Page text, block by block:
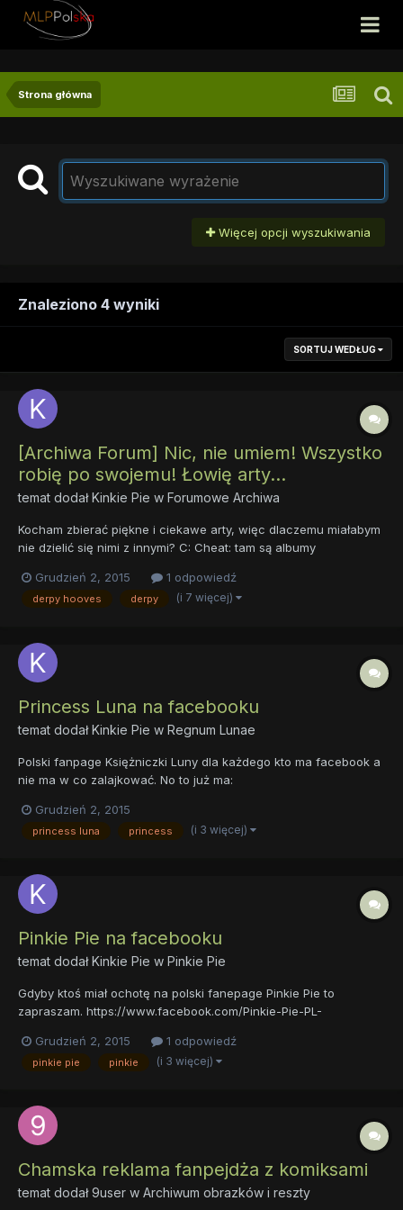
Strona główna
Więcej opcji wyszukiwania
Znaleziono 4 wyniki
SORTUJ WEDŁUG
[Archiwa Forum] Nic, nie umiem! Wszystko
robię po swojemu! Łowię arty...
temat dodałKinkie Pie w Forumowe Archiwa
Kocham zbierać piękne i ciekawe arty, więc dlaczemu miałabym
nie dzielić się nimi z innymi? C: Cheat: tam są albumy
My-little-Pony-Art-is-Magic-808136912597496/?ref=bookmarks
(Fanpagea Kinkie Pie nie udostępniam bo nie chc...
Grudzień 2, 2015 1 odpowiedź
derpy hooves derpy (i 7 więcej)
Princess Luna na facebooku
temat dodałKinkie Pie w Regnum Lunae
Polski fanpage Księżniczki Luny dla każdego kto ma facebook a
nie ma w co zalajkować. No to już ma:
237734469769400/?ref=bookmarks Temat do wyrażania
oburzenia.
Grudzień 2, 2015
princess luna princess (i 3 więcej)
Pinkie Pie na facebooku
temat dodałKinkie Pie w Pinkie Pie
Gdyby ktoś miał ochotę na polski fanepage Pinkie Pie to
zapraszam. https://www.facebook.com/Pinkie-Pie-PL-
własnych opinij. :3
Grudzień 2, 2015 1 odpowiedź
pinkie pie pinkie (i 3 więcej)
Chamska reklama fanpejdża z komiksami
temat dodał9user w Archiwum obrazków i reszty